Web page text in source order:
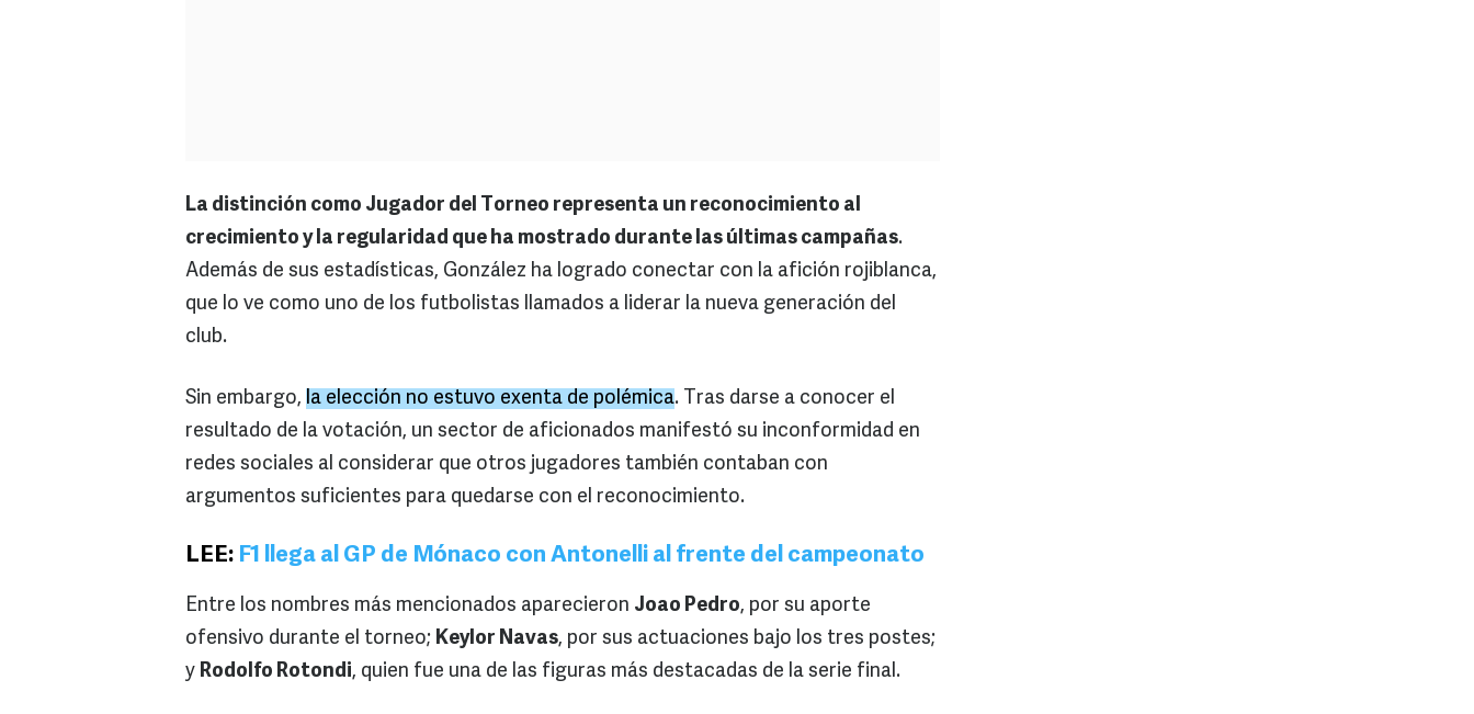
La distinción como Jugador del Torneo representa un reconocimiento al
crecimiento y la regularidad que ha mostrado durante las últimas campañas.
Además de sus estadísticas, González ha logrado conectar con la afición rojiblanca,
que lo ve como uno de los futbolistas llamados a liderar la nueva generación del
club.
Sin embargo, la elección no estuvo exenta de polémica. Tras darse a conocer el
resultado de la votación, un sector de aficionados manifestó su inconformidad en
redes sociales al considerar que otros jugadores también contaban con
argumentos suficientes para quedarse con el reconocimiento.
LEE: F1 llega al GP de Mónaco con Antonelli al frente del campeonato
Entre los nombres más mencionados aparecieron Joao Pedro, por su aporte
ofensivo durante el torneo; Keylor Navas, por sus actuaciones bajo los tres postes;
y Rodolfo Rotondi, quien fue una de las figuras más destacadas de la serie final.